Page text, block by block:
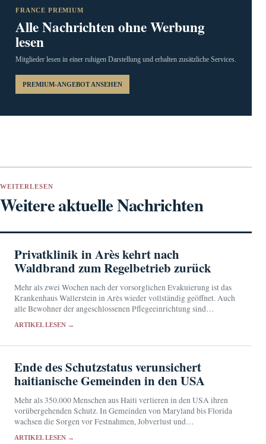
FRANCE PREMIUM
Alle Nachrichten ohne Werbung
lesen
Mitglieder lesen in einer ruhigen Darstellung und erhalten zusätzliche Services.
PREMIUM-ANGEBOT ANSEHEN
WEITERLESEN
Weitere aktuelle Nachrichten
Privatklinik in Arès kehrt nach
Waldbrand zum Regelbetrieb zurück
Mehr als zwei Wochen nach der vorsorglichen Evakuierung ist das
Krankenhaus Wallerstein in Arès wieder vollständig geöffnet. Auch
alle Bewohner der angeschlossenen Pflegeeinrichtung sind
ARTIKEL LESEN →
Ende des Schutzstatus verunsichert
haitianische Gemeinden in den USA
Mehr als 350.000 Menschen aus Haiti verlieren in den USA ihren
vorübergehenden Schutz. In Gemeinden von Maryland bis Florida
wachsen die Sorgen vor Festnahmen, Jobverlust und
ARTIKEL LESEN →